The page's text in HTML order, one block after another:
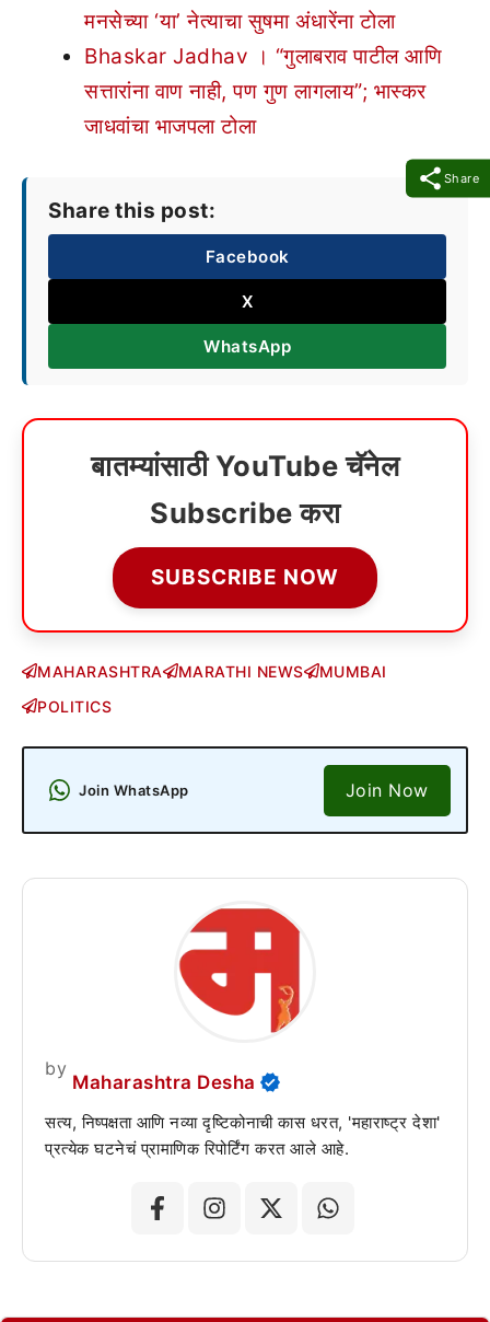
Share
मनसेच्या ‘या’ नेत्याचा सुषमा अंधारेंना टोला
Bhaskar Jadhav । “गुलाबराव पाटील आणि
सत्तारांना वाण नाही, पण गुण लागलाय”; भास्कर
जाधवांचा भाजपला टोला
Share this post:
Facebook
X
WhatsApp
बातम्यांसाठी YouTube चॅनेल
Subscribe करा
SUBSCRIBE NOW
MAHARASHTRA MARATHI NEWS
MUMBAI
POLITICS
Join WhatsApp Join Now
by
Maharashtra Desha
सत्य, निष्पक्षता आणि नव्या दृष्टिकोनाची कास धरत, 'महाराष्ट्र देशा'
प्रत्येक घटनेचं प्रामाणिक रिपोर्टिंग करत आले आहे.